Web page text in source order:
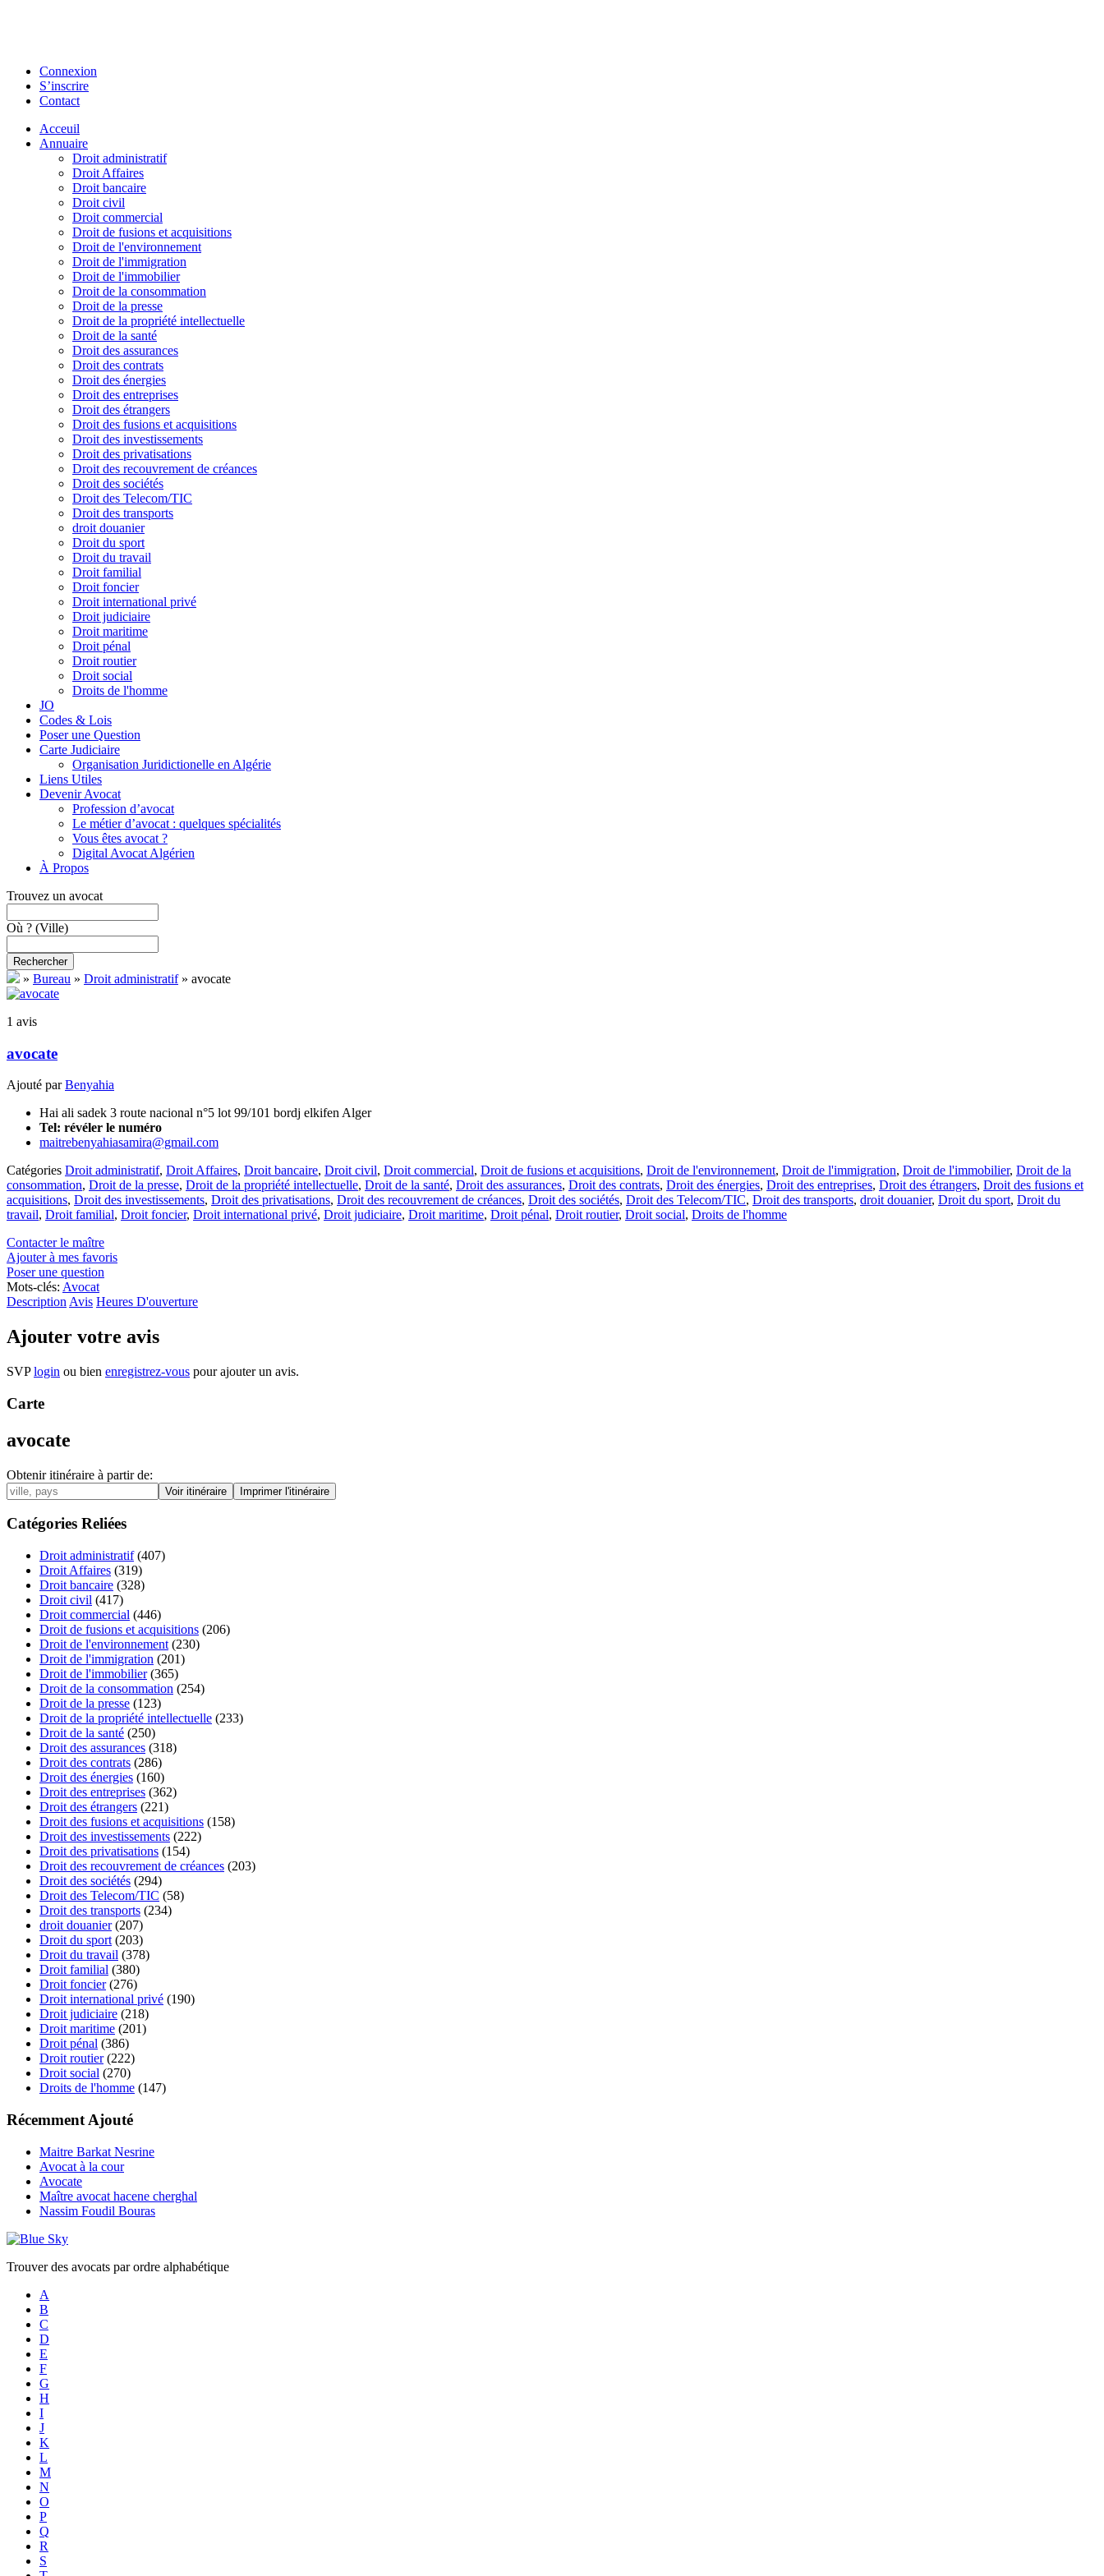
Connexion
S’inscrire
Contact
Acceuil
Annuaire
Droit administratif
Droit Affaires
Droit bancaire
Droit civil
Droit commercial
Droit de fusions et acquisitions
Droit de l'environnement
Droit de l'immigration
Droit de l'immobilier
Droit de la consommation
Droit de la presse
Droit de la propriété intellectuelle
Droit de la santé
Droit des assurances
Droit des contrats
Droit des énergies
Droit des entreprises
Droit des étrangers
Droit des fusions et acquisitions
Droit des investissements
Droit des privatisations
Droit des recouvrement de créances
Droit des sociétés
Droit des Telecom/TIC
Droit des transports
droit douanier
Droit du sport
Droit du travail
Droit familial
Droit foncier
Droit international privé
Droit judiciaire
Droit maritime
Droit pénal
Droit routier
Droit social
Droits de l'homme
JO
Codes & Lois
Poser une Question
Carte Judiciaire
Organisation Juridictionelle en Algérie
Liens Utiles
Devenir Avocat
Profession d’avocat
Le métier d’avocat : quelques spécialités
Vous êtes avocat ?
Digital Avocat Algérien
À Propos
Trouvez un avocat
Où ? (Ville)
Rechercher
» Bureau » Droit administratif » avocate
1 avis
avocate
Ajouté parBenyahia
Hai ali sadek 3 route nacional n°5 lot 99/101 bordj elkifen Alger
Tel: révéler le numéro
maitrebenyahiasamira@gmail.com
Catégories Droit administratif, Droit Affaires, Droit bancaire, Droit civil, Droit commercial, Droit de fusions et acquisitions, Droit de l'environnement, Droit de l'immigration, Droit de l'immobilier, Droit de la
consommation, Droit de la presse, Droit de la propriété intellectuelle, Droit de la santé, Droit des assurances, Droit des contrats, Droit des énergies, Droit des entreprises, Droit des étrangers, Droit des fusions et
acquisitions, Droit des investissements, Droit des privatisations, Droit des recouvrement de créances, Droit des sociétés, Droit des Telecom/TIC, Droit des transports, droit douanier, Droit du sport, Droit du
travail, Droit familial, Droit foncier, Droit international privé, Droit judiciaire, Droit maritime, Droit pénal, Droit routier, Droit social, Droits de l'homme
Contacter le maître
Ajouter à mes favoris
Poser une question
Mots-clés: Avocat
Description Avis Heures D'ouverture
Ajouter votre avis
SVPlogin ou bien enregistrez-vous pour ajouter un avis.
Carte
avocate
Obtenir itinéraire à partir de:
Catégories Reliées
Droit administratif(407)
Droit Affaires (319)
Droit bancaire (328)
Droit civil (417)
Droit commercial (446)
Droit de fusions et acquisitions (206)
Droit de l'environnement (230)
Droit de l'immigration (201)
Droit de l'immobilier(365)
Droit de la consommation (254)
Droit de la presse (123)
Droit de la propriété intellectuelle (233)
Droit de la santé (250)
Droit des assurances (318)
Droit des contrats (286)
Droit des énergies (160)
Droit des entreprises (362)
Droit des étrangers (221)
Droit des fusions et acquisitions (158)
Droit des investissements (222)
Droit des privatisations (154)
Droit des recouvrement de créances (203)
Droit des sociétés (294)
Droit des Telecom/TIC (58)
Droit des transports (234)
droit douanier(207)
Droit du sport (203)
Droit du travail (378)
Droit familial (380)
Droit foncier(276)
Droit international privé (190)
Droit judiciaire (218)
Droit maritime (201)
Droit pénal (386)
Droit routier(222)
Droit social (270)
Droits de l'homme (147)
Récemment Ajouté
Maitre Barkat Nesrine
Avocat à la cour
Avocate
Maître avocat hacene cherghal
Nassim Foudil Bouras
Trouver des avocats par ordre alphabétique
A
B
C
D
E
F
G
H
I
J
K
L
M
N
O
P
Q
R
S